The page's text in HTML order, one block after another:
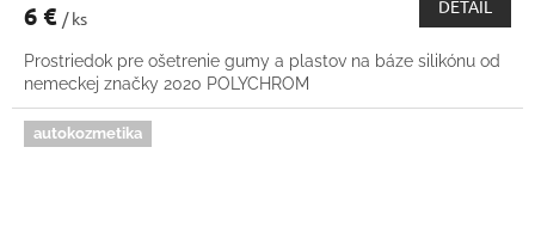
6 € / ks
DETAIL
Prostriedok pre ošetrenie gumy a plastov na báze silikónu od
nemeckej značky 2020 POLYCHROM
autokozmetika